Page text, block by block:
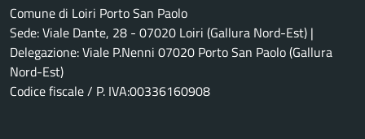
Comune di Loiri Porto San Paolo
Sede: Viale Dante, 28 - 07020 Loiri (Gallura Nord-Est) |
Delegazione: Viale P.Nenni 07020 Porto San Paolo (Gallura
Nord-Est)
Codice fiscale / P. IVA:00336160908